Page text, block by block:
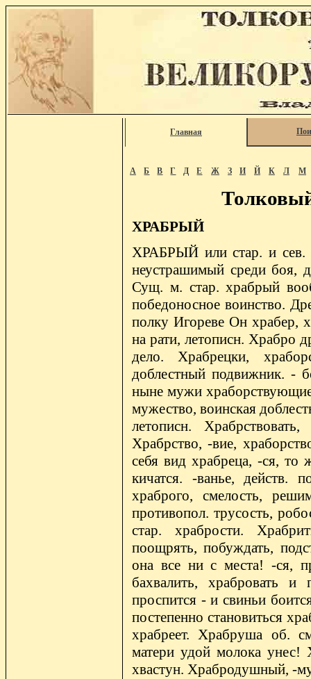
Главная
А Б В Г Д Е Ж З И Й К Л М
ХРАБРЫЙ
ХРАБРЫЙ или стар. и сев.
неустрашимый среди боя,
Сущ. м. стар. храбрый
победоносное воинство.
полку Игореве Он храбер,
на рати, летописн. Храбро
дело. Храбрецки,
доблестный подвижник. -
ныне мужи
мужество, воинская
летописн.
Храбрство, -вие,
себя вид храбреца, -ся,
кичатся. -ванье, действ.
храброго, смелость,
противопол. трусость,
стар. храбрости.
поощрять, побуждать,
она все ни с места! -ся,
бахвалить, храбровать
проспится - и свиньи
постепенно становиться
храбреет. Храбруша об.
матери удой молока унес!
хвастун. Храбродушный, -